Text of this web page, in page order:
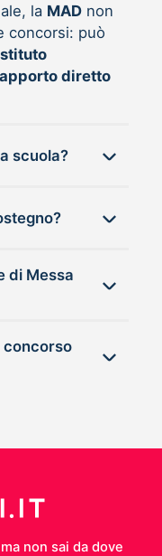
la MADnon
concorsi: può
diretto
Chi può inviare una MAD a scuola?
di Messa
non sai da dove